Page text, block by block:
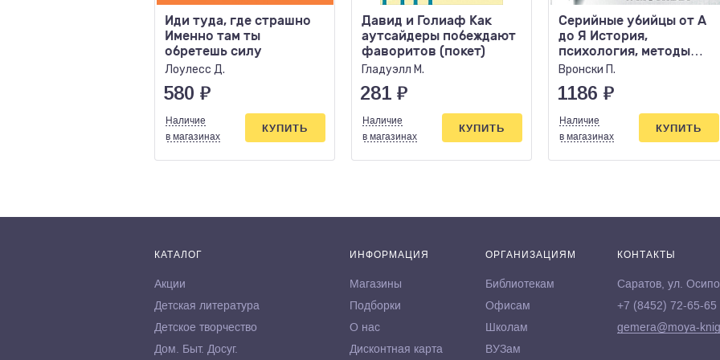
Иди туда, где страшно
Именно там ты
обретешь силу
Лоулесс Д.
580 ₽
Наличие
в магазинах
КУПИТЬ
Давид и Голиаф Как
аутсайдеры побеждают
фаворитов (покет)
Гладуэлл М.
281 ₽
Наличие
в магазинах
КУПИТЬ
Серийные убийцы от А
до Я История,
психология, методы
убийств и мотивы
Вронски П.
1186 ₽
Наличие
в магазинах
КУПИТЬ
КАТАЛОГ
Акции
Детская литература
Детское творчество
Дом. Быт. Досуг.
ИНФОРМАЦИЯ
Магазины
Подборки
О нас
Дисконтная карта
ОРГАНИЗАЦИЯМ
Библиотекам
Офисам
Школам
ВУЗам
КОНТАКТЫ
Саратов, ул.
+7 (8452) 72-65-65
gemera@moya-